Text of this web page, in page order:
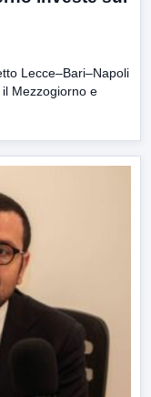
Lecce–Bari–Napoli
Mezzogiorno e